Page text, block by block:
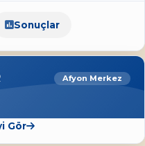
Sonuçlar
Afyon Merkez
Gör